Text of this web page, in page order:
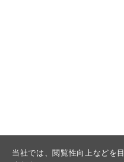
当社では、閲覧性向上などを